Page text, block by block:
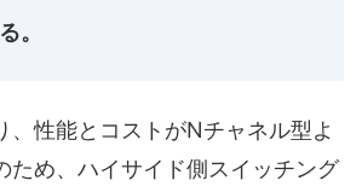
。
、性能とコストがNチャネル型よ
ため、ハイサイド側スイッチング